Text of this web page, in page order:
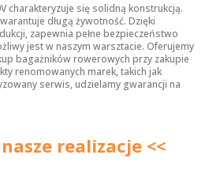
charakteryzuje się solidną konstrukcją.
długą żywotność. Dzięki
zapewnia pełne bezpieczeństwo
jest w naszym warsztacie. Oferujemy
bagażników rowerowych przy zakupie
renomowanych marek, takich jak
serwis, udzielamy gwarancji na
realizacje <<